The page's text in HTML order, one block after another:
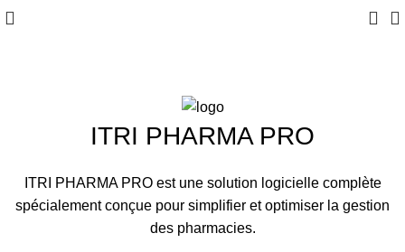
ITRI PHARMA PRO
ITRI PHARMA PRO est une solution logicielle complète
spécialement conçue pour simplifier et optimiser la gestion
des pharmacies.